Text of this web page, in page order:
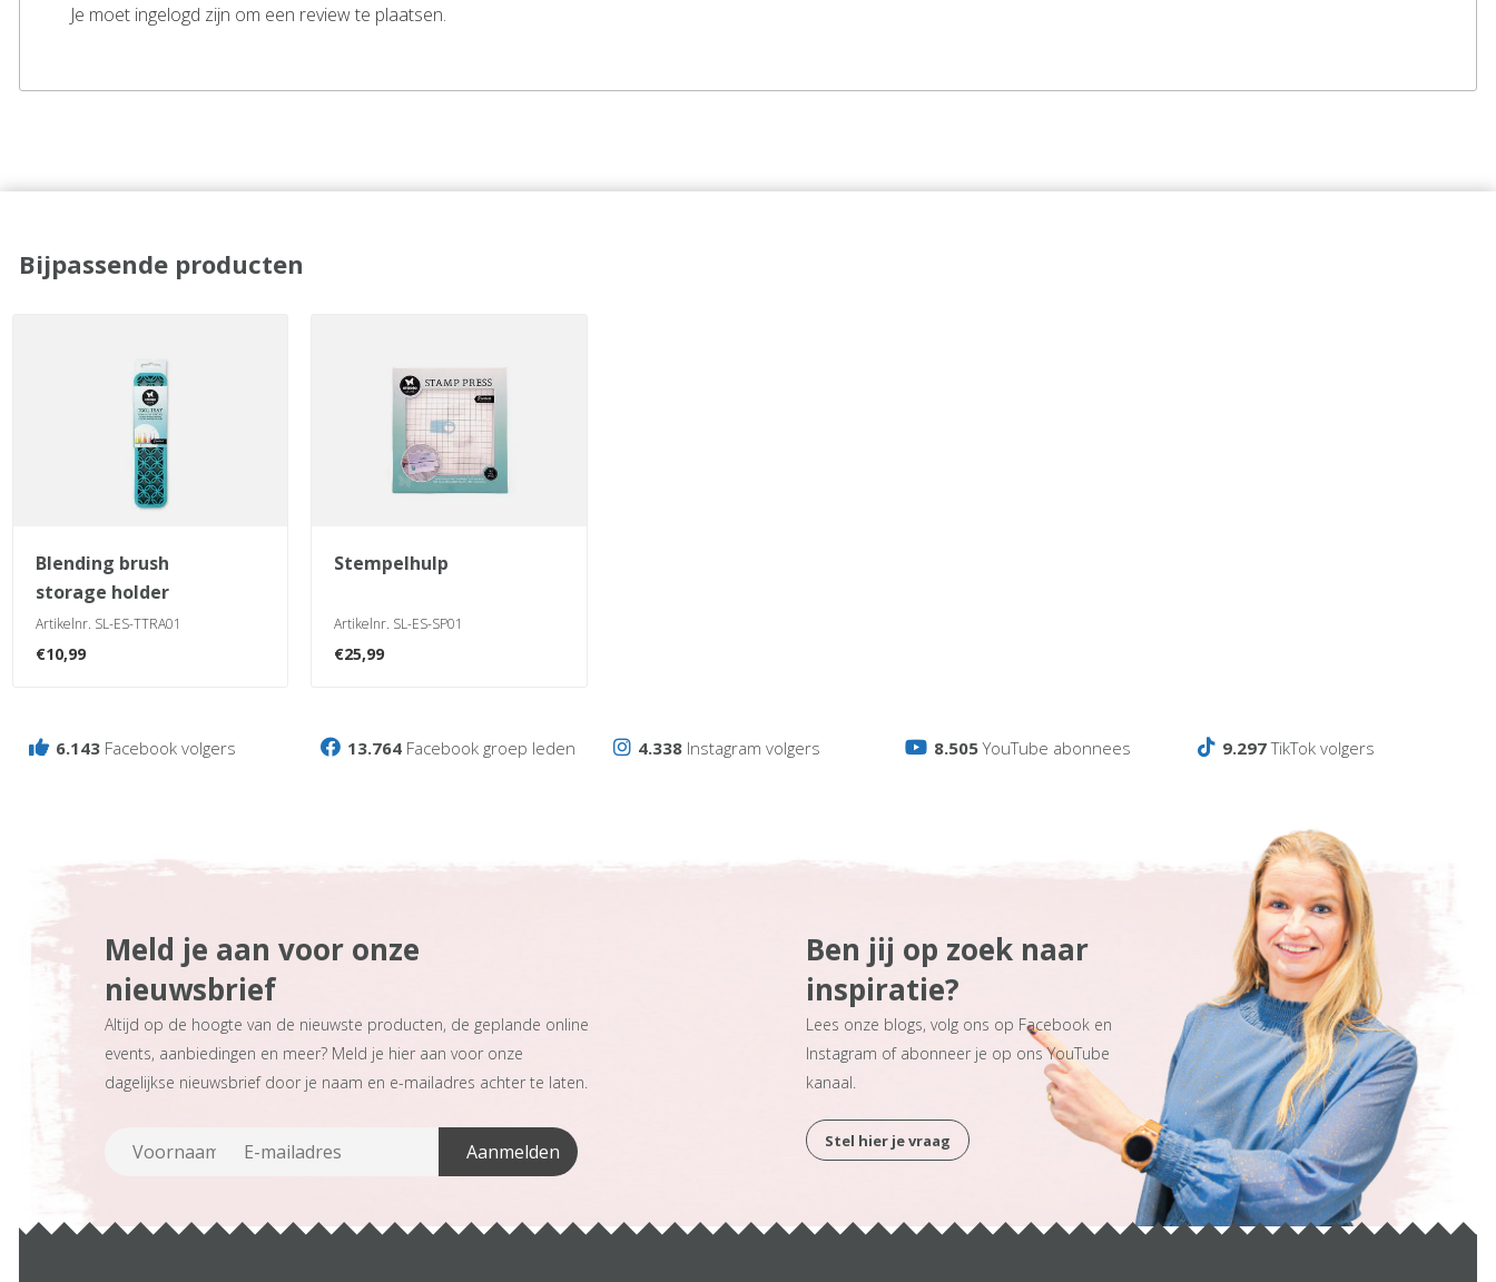
Je moet ingelogd zijn om een review te plaatsen.
Bijpassende producten
blending brush
storage holder
Artikelnr. SL-ES-TTRA01
€10,99
stempelhulp
Artikelnr. SL-ES-SP01
€25,99
6.143 Facebook volgers 13.764 Facebook groep leden 4.338Instagram volgers 8.505YouTube abonnees 9.297TikTok volgers
Meld je aan voor onze
nieuwsbrief
Altijd op de hoogte van de nieuwste producten, de geplande online
events, aanbiedingen en meer? Meld je hier aan voor onze
dagelijkse nieuwsbrief door je naam en e-mailadres achter te laten.
Ben jij op zoek naar
inspiratie?
Lees onze blogs, volg ons op Facebook en
Instagram of abonneer je op ons YouTube
kanaal.
Stel hier je vraag